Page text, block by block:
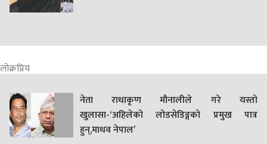
लोक्रप्रिय
नेता राधाकृण मौनालीले गरे यस्तो
खुलासा-‘अहिलेको लोडसेडिङ्गको प्रमुख पात्र
हुन्,माधव नेपाल’